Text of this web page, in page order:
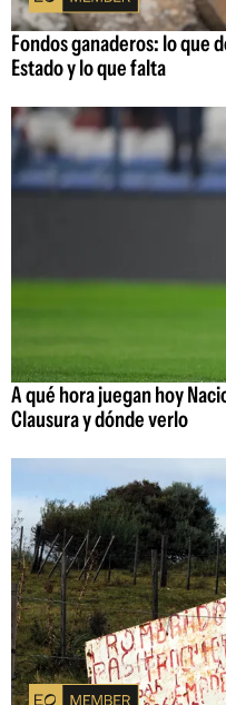
Fondos ganaderos: lo que
Estado y lo que falta
A qué hora juegan hoy
Clausura y dónde verlo